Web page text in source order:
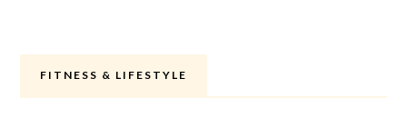
FITNESS & LIFESTYLE